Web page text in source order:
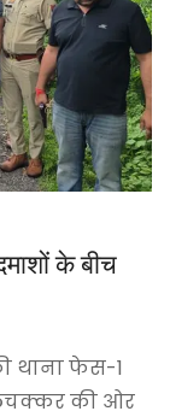
के बीच
थाना फेस-1
की ओर